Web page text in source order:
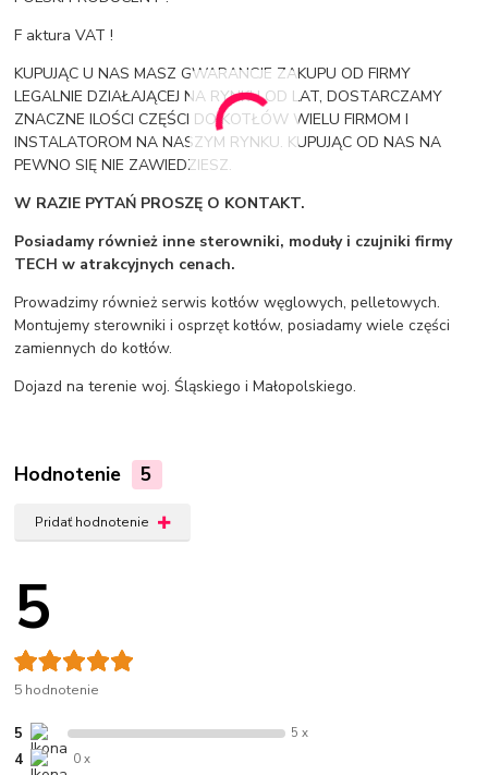
F aktura VAT !
KUPUJĄC U NAS MASZ GWARANCJE ZAKUPU OD FIRMY
LEGALNIE DZIAŁAJĄCEJ NA RYNKU OD LAT, DOSTARCZAMY
ZNACZNE ILOŚCI CZĘŚCI DO KOTŁÓW WIELU FIRMOM I
INSTALATOROM NA NASZYM RYNKU. KUPUJĄC OD NAS NA
PEWNO SIĘ NIE ZAWIEDZIESZ.
W RAZIE PYTAŃ PROSZĘ O KONTAKT.
Posiadamy również inne sterowniki, moduły i czujniki firmy
TECH w atrakcyjnych cenach.
Prowadzimy również serwis kotłów węglowych, pelletowych.
Montujemy sterowniki i osprzęt kotłów, posiadamy wiele części
zamiennych do kotłów.
Dojazd na terenie woj. Śląskiego i Małopolskiego.
Hodnotenie 5
Pridať hodnotenie
5
5 hodnotenie
5 5 x
4 0 x